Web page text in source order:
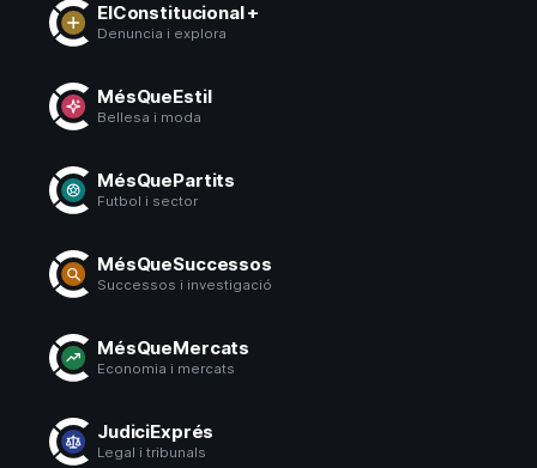
ElConstitucional +
Denuncia i explora
MésQueEstil
Bellesa i moda
MésQuePartits
Futbol i sector
MésQueSuccessos
Successos i investigació
MésQueMercats
Economia i mercats
JudiciExprés
Legal i tribunals